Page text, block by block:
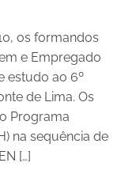
os formandos
e Empregado
estudo ao 6º
de Lima. Os
Programa
na sequência de
[…]